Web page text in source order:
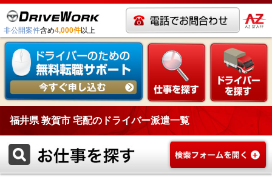
非公開案件含め4,000件以上
福井県 敦賀市 宅配のドライバー派遣一覧